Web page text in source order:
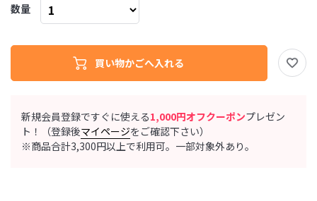
新規会員登録ですぐに使える1,000円オフクーポンプレゼン
ト！（登録後マイページをご確認下さい）
※商品合計3,300円以上で利用可。一部対象外あり。
数量